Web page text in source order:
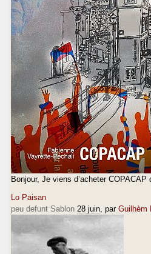
Bonjour, Je viens d’acheter
Lo Paisan
peu defunt Sablon 28 juin , par Guilhèm